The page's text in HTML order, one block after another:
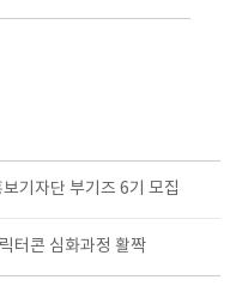
기자단 부기즈 6기 모집
터콘 심화과정 활짝